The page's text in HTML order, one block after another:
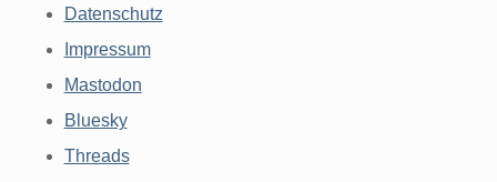
Datenschutz
Impressum
Mastodon
Bluesky
Threads